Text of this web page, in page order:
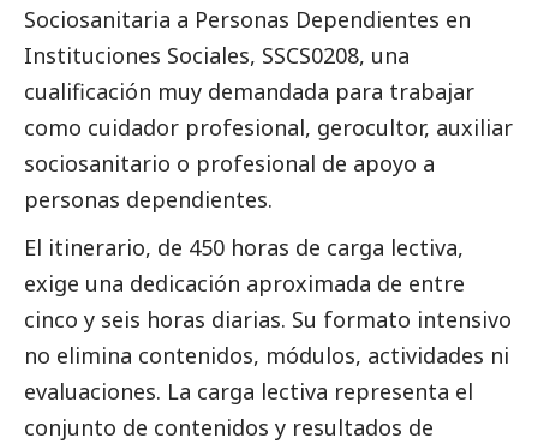
Sociosanitaria a Personas Dependientes en
Instituciones Sociales, SSCS0208, una
cualificación muy demandada para trabajar
como cuidador profesional, gerocultor, auxiliar
sociosanitario o profesional de apoyo a
personas dependientes.
El itinerario, de 450 horas de carga lectiva,
exige una dedicación aproximada de entre
cinco y seis horas diarias. Su formato intensivo
no elimina contenidos, módulos, actividades ni
evaluaciones. La carga lectiva representa el
conjunto de contenidos y resultados de